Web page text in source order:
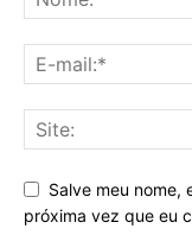
Salve meu nome,
próxima vez que eu